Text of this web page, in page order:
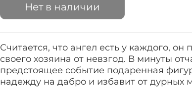
Нет в наличии
Считается, что ангел есть у каждого,
своего хозяина от невзгод. В минуты
предстоящее событие подаренная
надежду на дабро и избавит от дурных